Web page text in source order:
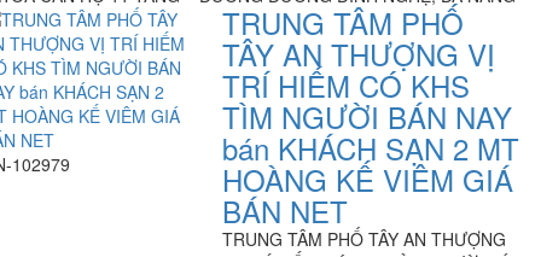
102979
TRUNG TÂM PHỐ
TÂY AN THƯỢNG VỊ
TRÍ HIẾM CÓ KHS
TÌM NGƯỜI BÁN NAY
bán KHÁCH SẠN 2 MT
HOÀNG KẾ VIÊM GIÁ
BÁN NET
TRUNG TÂM PHỐ TÂY AN THƯỢNG